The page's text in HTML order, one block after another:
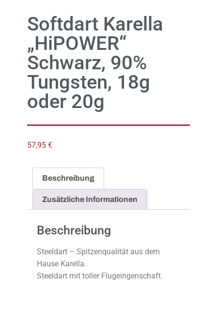
Softdart Karella
„HiPOWER“
Schwarz, 90%
Tungsten, 18g
oder 20g
57,95 €
Beschreibung
Zusätzliche Informationen
Beschreibung
Steeldart – Spitzenqualität aus dem
Hause Karella.
Steeldart mit toller Flugeingenschaft.